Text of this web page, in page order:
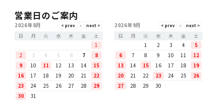
営業日のご案内
2026年8月
日
月 火 水 木 金
土
1
2
3 4 5 6 7
8
9
10 11 12 13 14
15
16
17 18 19 20 21
22
23
24 25 26 27 28
29
30
31
2026年9月
日
月 火 水 木 金
土
1
2 3 4
5
6
7 8 9 10 11
12
13
14 15 16 17 18
19
20
21 22 23 24 25
26
27
28 29 30